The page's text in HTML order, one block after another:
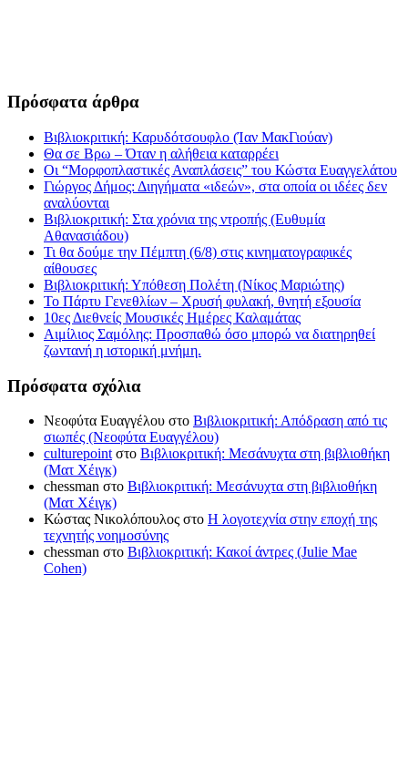
Πρόσφατα άρθρα
Βιβλιοκριτική: Καρυδότσουφλο (Ίαν ΜακΓιούαν)
Θα σε Βρω – Όταν η αλήθεια καταρρέει
Οι “Μορφοπλαστικές Αναπλάσεις” του Κώστα Ευαγγελάτου
Γιώργος Δήμος: Διηγήματα «ιδεών», στα οποία οι ιδέες δεν
αναλύονται
Βιβλιοκριτική: Στα χρόνια της ντροπής (Ευθυμία
Αθανασιάδου)
Τι θα δούμε την Πέμπτη (6/8) στις κινηματογραφικές
αίθουσες
Βιβλιοκριτική: Υπόθεση Πολέτη (Νίκος Μαριώτης)
Το Πάρτυ Γενεθλίων – Χρυσή φυλακή, θνητή εξουσία
10ες Διεθνείς Μουσικές Ημέρες Καλαμάτας
Αιμίλιος Σαμόλης: Προσπαθώ όσο μπορώ να διατηρηθεί
ζωντανή η ιστορική μνήμη.
Πρόσφατα σχόλια
Νεοφύτα Ευαγγέλου στο Βιβλιοκριτική: Απόδραση από τις
σιωπές (Νεοφύτα Ευαγγέλου)
culturepointστο Βιβλιοκριτική: Μεσάνυχτα στη βιβλιοθήκη
(Ματ Χέιγκ)
chessman στο Βιβλιοκριτική: Μεσάνυχτα στη βιβλιοθήκη
(Ματ Χέιγκ)
Κώστας Νικολόπουλος στο Η λογοτεχνία στην εποχή της
τεχνητής νοημοσύνης
chessman στο Βιβλιοκριτική: Κακοί άντρες (Julie Mae
Cohen)